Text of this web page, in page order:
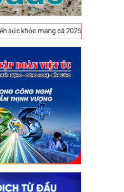
cá 2025 -23-04-2025 Vigo, Tây Ban